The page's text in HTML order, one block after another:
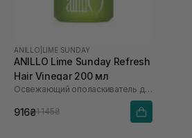
ANILLO LIME SUNDAY
ANILLO Lime Sunday Refresh
Hair Vinegar 200 мл
Освежающий ополаскиватель для волос
916₴1 145₴